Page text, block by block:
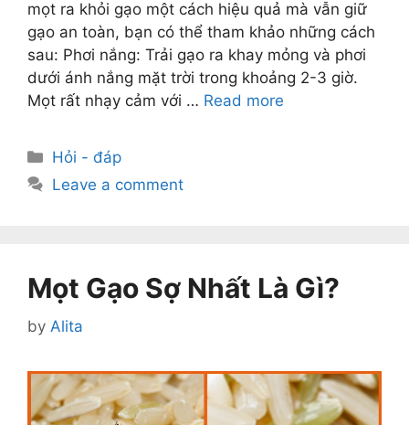
mọt ra khỏi gạo một cách hiệu quả mà vẫn giữ
gạo an toàn, bạn có thể tham khảo những cách
sau: Phơi nắng: Trải gạo ra khay mỏng và phơi
dưới ánh nắng mặt trời trong khoảng 2-3 giờ.
Mọt rất nhạy cảm với … Read more
Categories
Hỏi - đáp
Leave a comment
Mọt Gạo Sợ Nhất Là Gì?
by Alita